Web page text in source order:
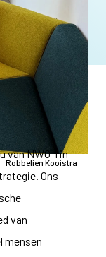
Robbelien Kooistra
vanNWO-Iin
Ons
van
mensen